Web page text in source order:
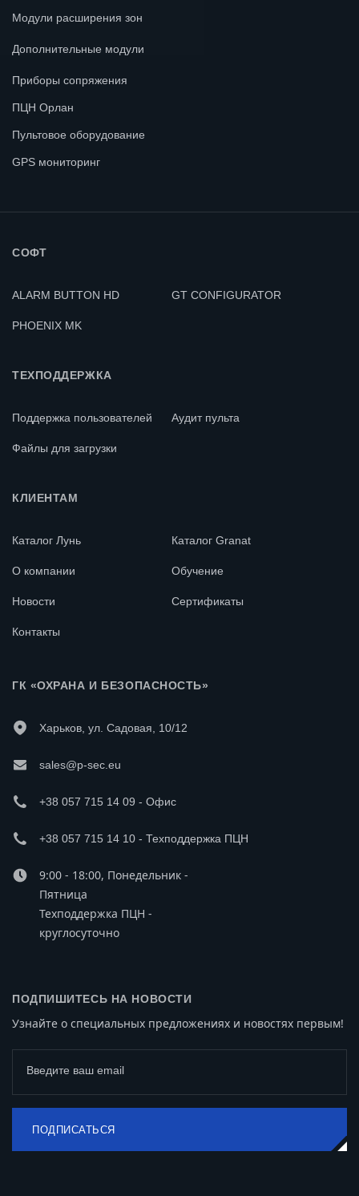
Модули расширения зон
Дополнительные модули
Приборы сопряжения
ПЦН Орлан
Пультовое оборудование
GPS мониторинг
СОФТ
ALARM BUTTON HD GT CONFIGURATOR
PHOENIX MK
ТЕХПОДДЕРЖКА
Поддержка пользователей Аудит пульта
Файлы для загрузки
КЛИЕНТАМ
Каталог Лунь Каталог Granat
О компании Обучение
Новости Сертификаты
Контакты
ГК «ОХРАНА И БЕЗОПАСНОСТЬ»
Харьков, ул. Садовая, 10/12
sales@p-sec.eu
+38 057 715 14 09 - Офис
+38 057 715 14 10 - Техподдержка ПЦН
9:00 - 18:00, Понедельник -
Пятница
Техподдержка ПЦН -
круглосуточно
ПОДПИШИТЕСЬ НА НОВОСТИ
Узнайте о специальных предложениях и новостях первым!
Введите ваш email
ПОДПИСАТЬСЯ